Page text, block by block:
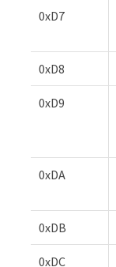
0xD7
0xD8
0xD9
0xDA
0xDB
0xDC